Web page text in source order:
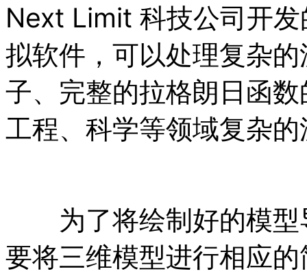
Next Limit 科技公司开
拟软件，可以处理复杂
子、完整的拉格朗日函
工程、科学等领域复杂
为了将绘制好的模型
要将三维模型进行相应